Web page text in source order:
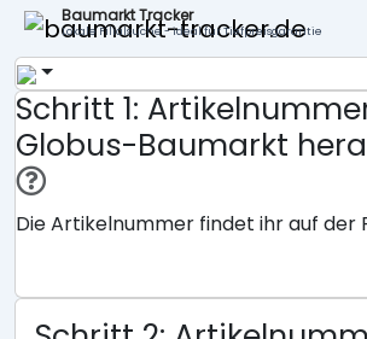
Baumarkt Tracker
Lokale Filialsuche - ideal für Tiefpreisgarantie
Schritt 1:
Globus-Baumarkt
Die Artikelnummer findet ihr auf der